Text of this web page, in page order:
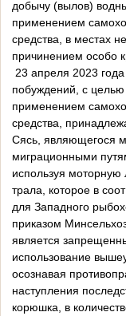
добычу (вылов)
применением
средства, в местах
причинением особо
23 апреля 2023
побуждений, с
применением
средства,
Сясь, являющегося
миграционными
используя моторную
трала, которое в
для Западного
приказом
является
использование
осознавая
наступления
корюшка, в